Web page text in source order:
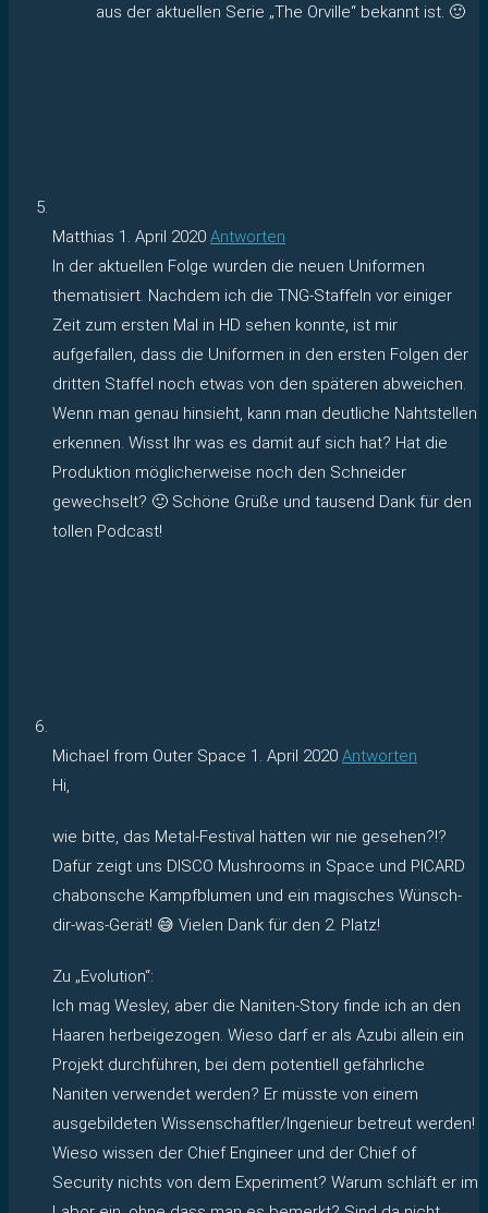
aus der aktuellen Serie „The Orville“ bekannt ist. 🙂
Matthias 1. April 2020 Antworten
In der aktuellen Folge wurden die neuen Uniformen
thematisiert. Nachdem ich die TNG-Staffeln vor einiger
Zeit zum ersten Mal in HD sehen konnte, ist mir
aufgefallen, dass die Uniformen in den ersten Folgen der
dritten Staffel noch etwas von den späteren abweichen.
Wenn man genau hinsieht, kann man deutliche Nahtstellen
erkennen. Wisst Ihr was es damit auf sich hat? Hat die
Produktion möglicherweise noch den Schneider
gewechselt? 🙂 Schöne Grüße und tausend Dank für den
tollen Podcast!
Michael from Outer Space 1. April 2020 Antworten
Hi,
wie bitte, das Metal-Festival hätten wir nie gesehen?!?
Dafür zeigt uns DISCO Mushrooms in Space und PICARD
chabonsche Kampfblumen und ein magisches Wünsch-
dir-was-Gerät! 😅 Vielen Dank für den 2. Platz!
Zu „Evolution“:
Ich mag Wesley, aber die Naniten-Story finde ich an den
Haaren herbeigezogen. Wieso darf er als Azubi allein ein
Projekt durchführen, bei dem potentiell gefährliche
Naniten verwendet werden? Er müsste von einem
ausgebildeten Wissenschaftler/Ingenieur betreut werden!
Wieso wissen der Chief Engineer und der Chief of
Security nichts von dem Experiment? Warum schläft er im